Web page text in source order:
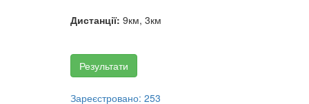
Дистанції: 9км, 3км
Результати
Зареєстровано: 253